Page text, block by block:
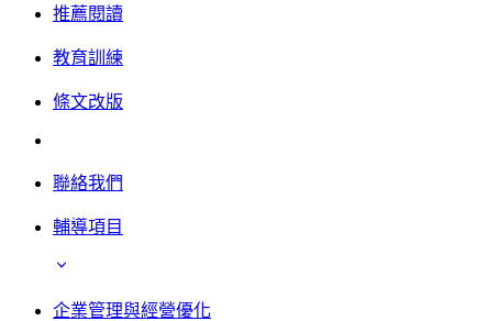
推薦閱讀
教育訓練
條文改版
聯絡我們
輔導項目
企業管理與經營優化